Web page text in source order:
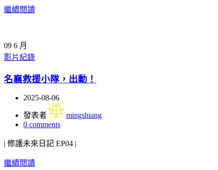
繼續閱讀
09 6 月
影片紀錄
名襄救援小隊，出動！
2025-08-06
發表者
mingshiang
0 comments
| 修護未來日記 EP04 |
繼續閱讀